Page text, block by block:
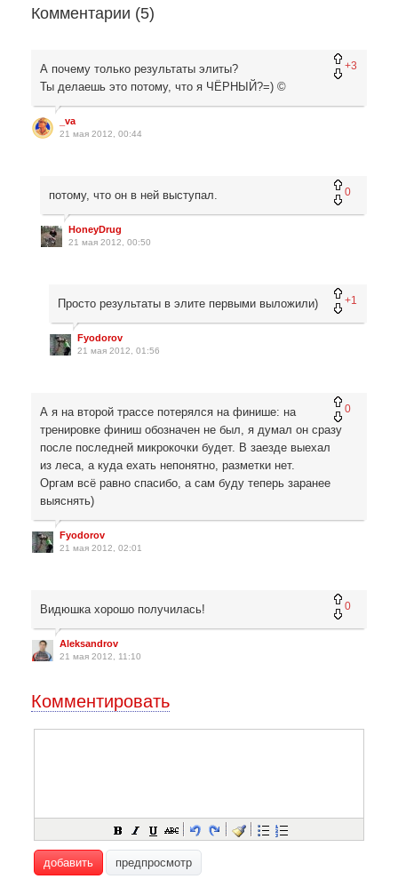
Комментарии (5)
+3
А почему только результаты элиты?
Ты делаешь это потому, что я ЧЁРНЫЙ?=) ©
_va
21 мая 2012, 00:44
0
потому, что он в ней выступал.
HoneyDrug
21 мая 2012, 00:50
+1
Просто результаты в элите первыми выложили)
Fyodorov
21 мая 2012, 01:56
0
А я на второй трассе потерялся на финише: на
тренировке финиш обозначен не был, я думал он сразу
после последней микрокочки будет. В заезде выехал
из леса, а куда ехать непонятно, разметки нет.
Оргам всё равно спасибо, а сам буду теперь заранее
выяснять)
Fyodorov
21 мая 2012, 02:01
0
Видюшка хорошо получилась!
Aleksandrov
21 мая 2012, 11:10
Комментировать
добавить предпросмотр